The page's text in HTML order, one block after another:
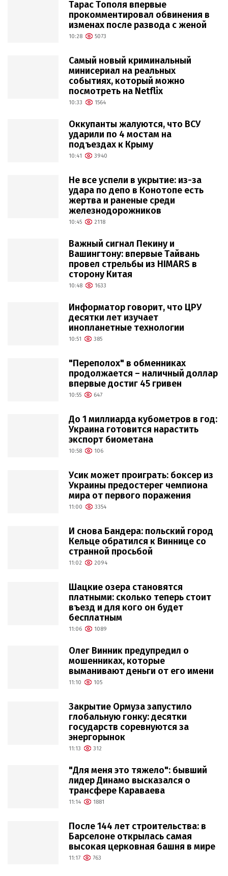
Тарас Тополя впервые
прокомментировал обвинения в
изменах после развода с женой
10:28 5073
Самый новый криминальный
минисериал на реальных
событиях, который можно
посмотреть на Netflix
10:33 1564
Оккупанты жалуются, что ВСУ
ударили по 4 мостам на
подъездах к Крыму
10:41 3940
Не все успели в укрытие: из-за
удара по депо в Конотопе есть
жертва и раненые среди
железнодорожников
10:45 2118
Важный сигнал Пекину и
Вашингтону: впервые Тайвань
провел стрельбы из HIMARS в
сторону Китая
10:48 1633
Информатор говорит, что ЦРУ
десятки лет изучает
инопланетные технологии
10:51 385
"Переполох" в обменниках
продолжается – наличный доллар
впервые достиг 45 гривен
10:55 647
До 1 миллиарда кубометров в год:
Украина готовится нарастить
экспорт биометана
10:58 106
Усик может проиграть: боксер из
Украины предостерег чемпиона
мира от первого поражения
11:00 3354
И снова Бандера: польский город
Кельце обратился к Виннице со
странной просьбой
11:02 2094
Шацкие озера становятся
платными: сколько теперь стоит
въезд и для кого он будет
бесплатным
11:06 1089
Олег Винник предупредил о
мошенниках, которые
выманивают деньги от его имени
11:10 105
Закрытие Ормуза запустило
глобальную гонку: десятки
государств соревнуются за
энергорынок
11:13 312
"Для меня это тяжело": бывший
лидер Динамо высказался о
трансфере Караваева
11:14 1881
После 144 лет строительства: в
Барселоне открылась самая
высокая церковная башня в мире
11:17 763